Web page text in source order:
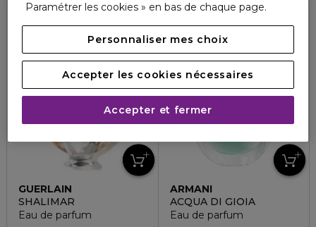
GUERLAIN
SHALIMAR
Eau de parfum
ARMANI
ACQUA DI GIOIA
Eau de parfum
Paramétrer les cookies » en bas de chaque page.
Personnaliser mes choix
Accepter les cookies nécessaires
Accepter et fermer